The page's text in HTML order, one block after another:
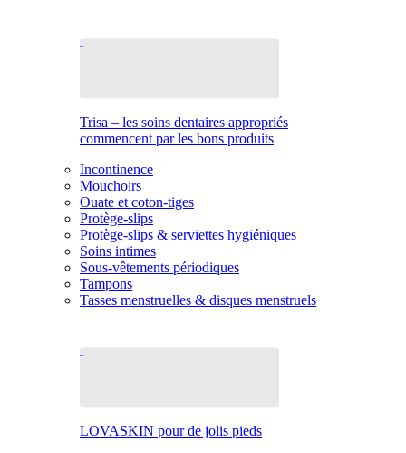
Trisa – les soins dentaires appropriés
commencent par les bons produits
Incontinence
Mouchoirs
Ouate et coton-tiges
Protège-slips
Protège-slips & serviettes hygiéniques
Soins intimes
Sous-vêtements périodiques
Tampons
Tasses menstruelles & disques menstruels
LOVASKIN pour de jolis pieds